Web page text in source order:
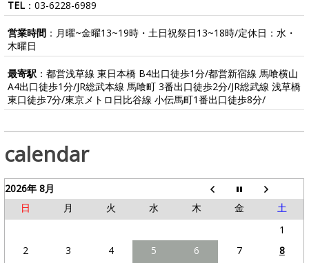
TEL： 03-6228-6989
営業時間：月曜~金曜13~19時・土日祝祭日13~18時/定休日：水・
木曜日
最寄駅 ：都営浅草線 東日本橋 B4出口徒歩1分/都営新宿線 馬喰横山
A4出口徒歩1分/JR総武本線 馬喰町 3番出口徒歩2分/JR総武線 浅草橋
東口徒歩7分/東京メトロ日比谷線 小伝馬町1番出口徒歩8分/
calendar
2026年 8月
日
月 火 水 木 金
土
1
2
3 4 5 6 7
8